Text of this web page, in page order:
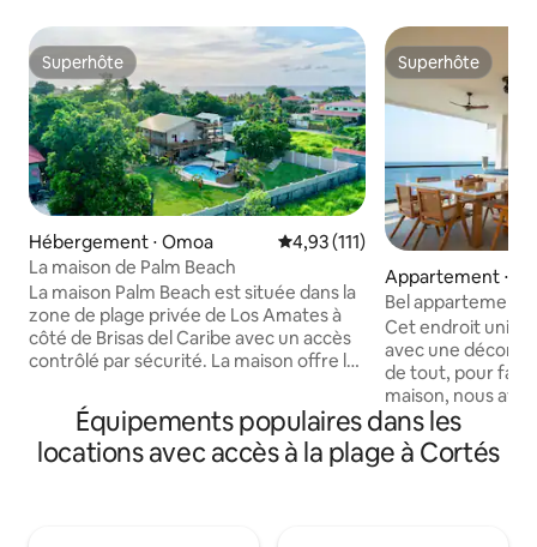
Superhôte
Superhôte
Hébergement ⋅ Omoa Évaluation moyenne sur la
4,93 (111)
La maison de Palm Beach
La maison Palm Beach est située dans la
zone de plage privée de Los Amates à
côté de Brisas del Caribe avec un accès
contrôlé par sécurité. La maison offre le
toutes les propriétés de la région, elle
est également parfaite pour les grands
groupes de 18 à 20 personnes. Chaque
Superhôte
Superhôte
Appartement ⋅
Bel appartement
à la mer
Cet endroit
avec une
de tout, pour
maison, nous
électrique, une
l'eau purifiée, des
invitent au repos,
Équipements populaires dans les
locations avec accès à la plage à Cortés